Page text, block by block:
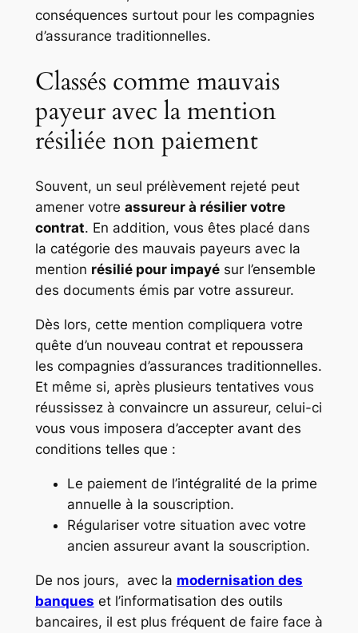
conséquences surtout pour les compagnies
d’assurance traditionnelles.
Classés comme mauvais
payeur avec la mention
résiliée non paiement
Souvent, un seul prélèvement rejeté peut
amener votre assureur à résilier votre
contrat. En addition, vous êtes placé dans
la catégorie des mauvais payeurs avec la
mention résilié pour impayésur l’ensemble
des documents émis par votre assureur.
Dès lors, cette mention compliquera votre
quête d’un nouveau contrat et repoussera
les compagnies d’assurances traditionnelles.
Et même si, après plusieurs tentatives vous
réussissez à convaincre un assureur, celui-ci
vous vous imposera d’accepter avant des
conditions telles que :
Le paiement de l’intégralité de la prime
annuelle à la souscription.
Régulariser votre situation avec votre
ancien assureur avant la souscription.
De nos jours, avec la modernisation des
banques et l’informatisation des outils
bancaires, il est plus fréquent de faire face à